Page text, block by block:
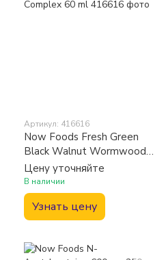
Артикул: 416616
Now Foods Fresh Green
Black Walnut Wormwood
Complex 60 ml
Цену уточняйте
В наличии
Узнать цену